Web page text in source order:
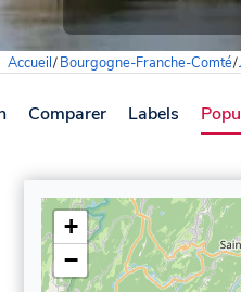
Accueil/Bourgogne-Franche-Comté/
Comparer Labels
+
−